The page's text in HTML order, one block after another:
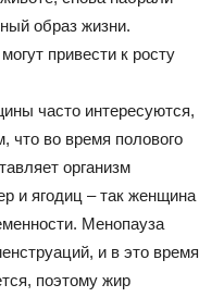
образ жизни.
привести к росту
часто интересуются,
что во время полового
организм
и ягодиц – так женщина
Менопауза
и в это время
поэтому жир